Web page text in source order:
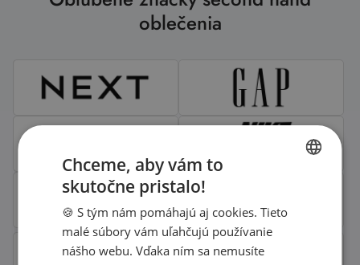
oblečenia
ENGLISH
Chceme, aby vám to
skutočne pristalo!
🍪 S tým nám pomáhajú aj cookies. Tieto
malé súbory vám uľahčujú používanie
nášho webu. Vďaka ním sa nemusíte